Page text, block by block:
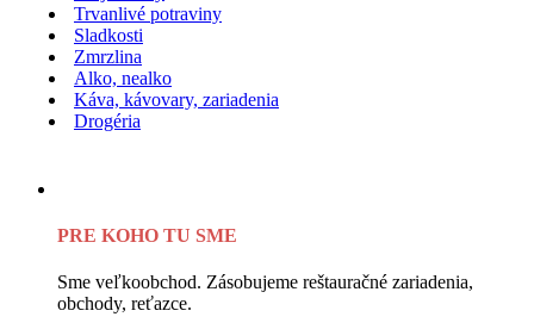
Trvanlivé potraviny
Sladkosti
Zmrzlina
Alko, nealko
Káva, kávovary, zariadenia
Drogéria
PRE KOHO TU SME
Sme veľkoobchod. Zásobujeme reštauračné zariadenia,
obchody, reťazce.